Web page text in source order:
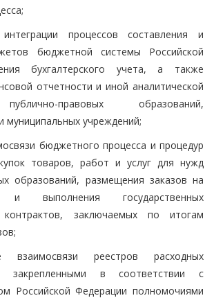
процессов составления и
бюджетной системы Российской
бухгалтерского учета, а также
отчетности и иной аналитической
правовых образований,
муниципальных учреждений;
бюджетного процесса и процедур
товаров, работ и услуг для нужд
образований, размещения заказов на
выполнения государственных
контрактов, заключаемых по итогам
взаимосвязи реестров расходных
закрепленными в соответствии с
Российской Федерации полномочиями